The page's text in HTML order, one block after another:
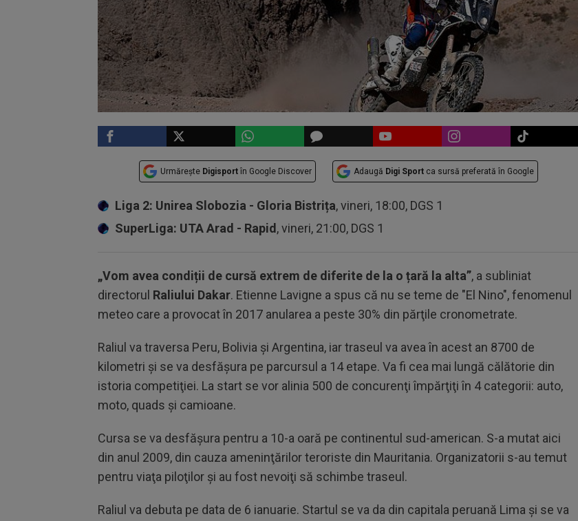
Urmărește Digisport în Google Discover Adaugă Digi Sport ca sursă preferată în Google
Liga 2: Unirea Slobozia - Gloria Bistrița, vineri, 18:00, DGS 1
SuperLiga: UTA Arad - Rapid , vineri, 21:00, DGS 1
„Vom avea condiții de cursă extrem de diferite de la o țară la alta”, a subliniat
directorul Raliului Dakar. Etienne Lavigne a spus că nu se teme de "El Nino", fenomenul
meteo care a provocat în 2017 anularea a peste 30% din părţile cronometrate.
Raliul va traversa Peru, Bolivia şi Argentina, iar traseul va avea în acest an 8700 de
kilometri şi se va desfăşura pe parcursul a 14 etape. Va fi cea mai lungă călătorie din
istoria competiţiei. La start se vor alinia 500 de concurenţi împărţiţi în 4 categorii: auto,
moto, quads și camioane.
Cursa se va desfăşura pentru a 10-a oară pe continentul sud-american. S-a mutat aici
din anul 2009, din cauza ameninţărilor teroriste din Mauritania. Organizatorii s-au temut
pentru viaţa piloţilor şi au fost nevoiţi să schimbe traseul.
Raliul va debuta pe data de 6 ianuarie. Startul se va da din capitala peruană Lima şi se va